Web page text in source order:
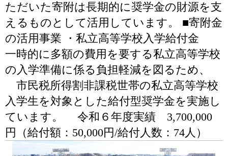
ただいた寄附は長期的に奨学金の財源を支
えるものとして活用しています。 ■寄附金
の活用事業 ・私立高等学校入学給付金
一時的に多額の費用を要する私立高等学校
の入学準備に係る負担軽減を図るため、
市民税所得割非課税世帯の私立高等学校
入学生を対象とした給付型奨学金を実施し
ています。 令和６年度実績 3,700,000
円（給付額：50,000円/給付人数：74人）